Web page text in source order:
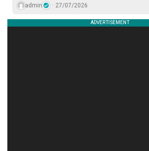
admin 27/07/2026